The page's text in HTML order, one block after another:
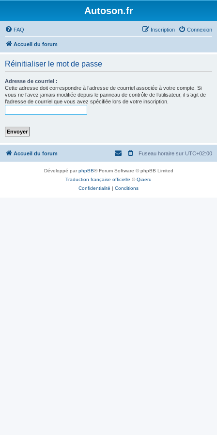
Autoson.fr
FAQ Connexion
Inscription
Accueil du forum
Réinitialiser le mot de passe
Adresse de courriel :
Cette adresse doit correspondre à l’adresse de courriel associée à votre compte. Si
vous ne l’avez jamais modifiée depuis le panneau de contrôle de l’utilisateur, il s’agit de
l’adresse de courriel que vous avez spécifiée lors de votre inscription.
Accueil du forum Fuseau horaire sur UTC+02:00
Développé parphpBB® Forum Software © phpBB Limited
Traduction française officielle ©Qiaeru
Confidentialité | Conditions